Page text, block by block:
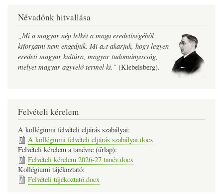
Névadónk hitvallása
„Mi a magyar nép lelkét a maga eredetiségébõl
kiforgatni nem engedjük. Mi azt akarjuk, hogy legyen
eredeti magyar kultúra, magyar tudományosság,
melyet magyar agyvelõ termel ki.” (Klebelsberg).
Felvételi kérelem
A kollégiumi felvételi eljárás szabályai:
A kollégiumi felvételi eljárás szabályai.docx
Felvételi kérelem a tanévre (űrlap):
Felvételi kérelem 2026-27 tanév.docx
Kollégiumi tájékoztató:
Felvételi tájékoztató.docx